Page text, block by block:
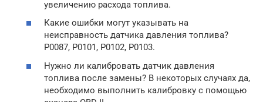
увеличению расхода топлива.
Какие ошибки могут указывать на
неисправность датчика давления топлива?
P0087, P0101, P0102, P0103.
Нужно ли калибровать датчик давления
топлива после замены? В некоторых случаях да,
необходимо выполнить калибровку с помощью